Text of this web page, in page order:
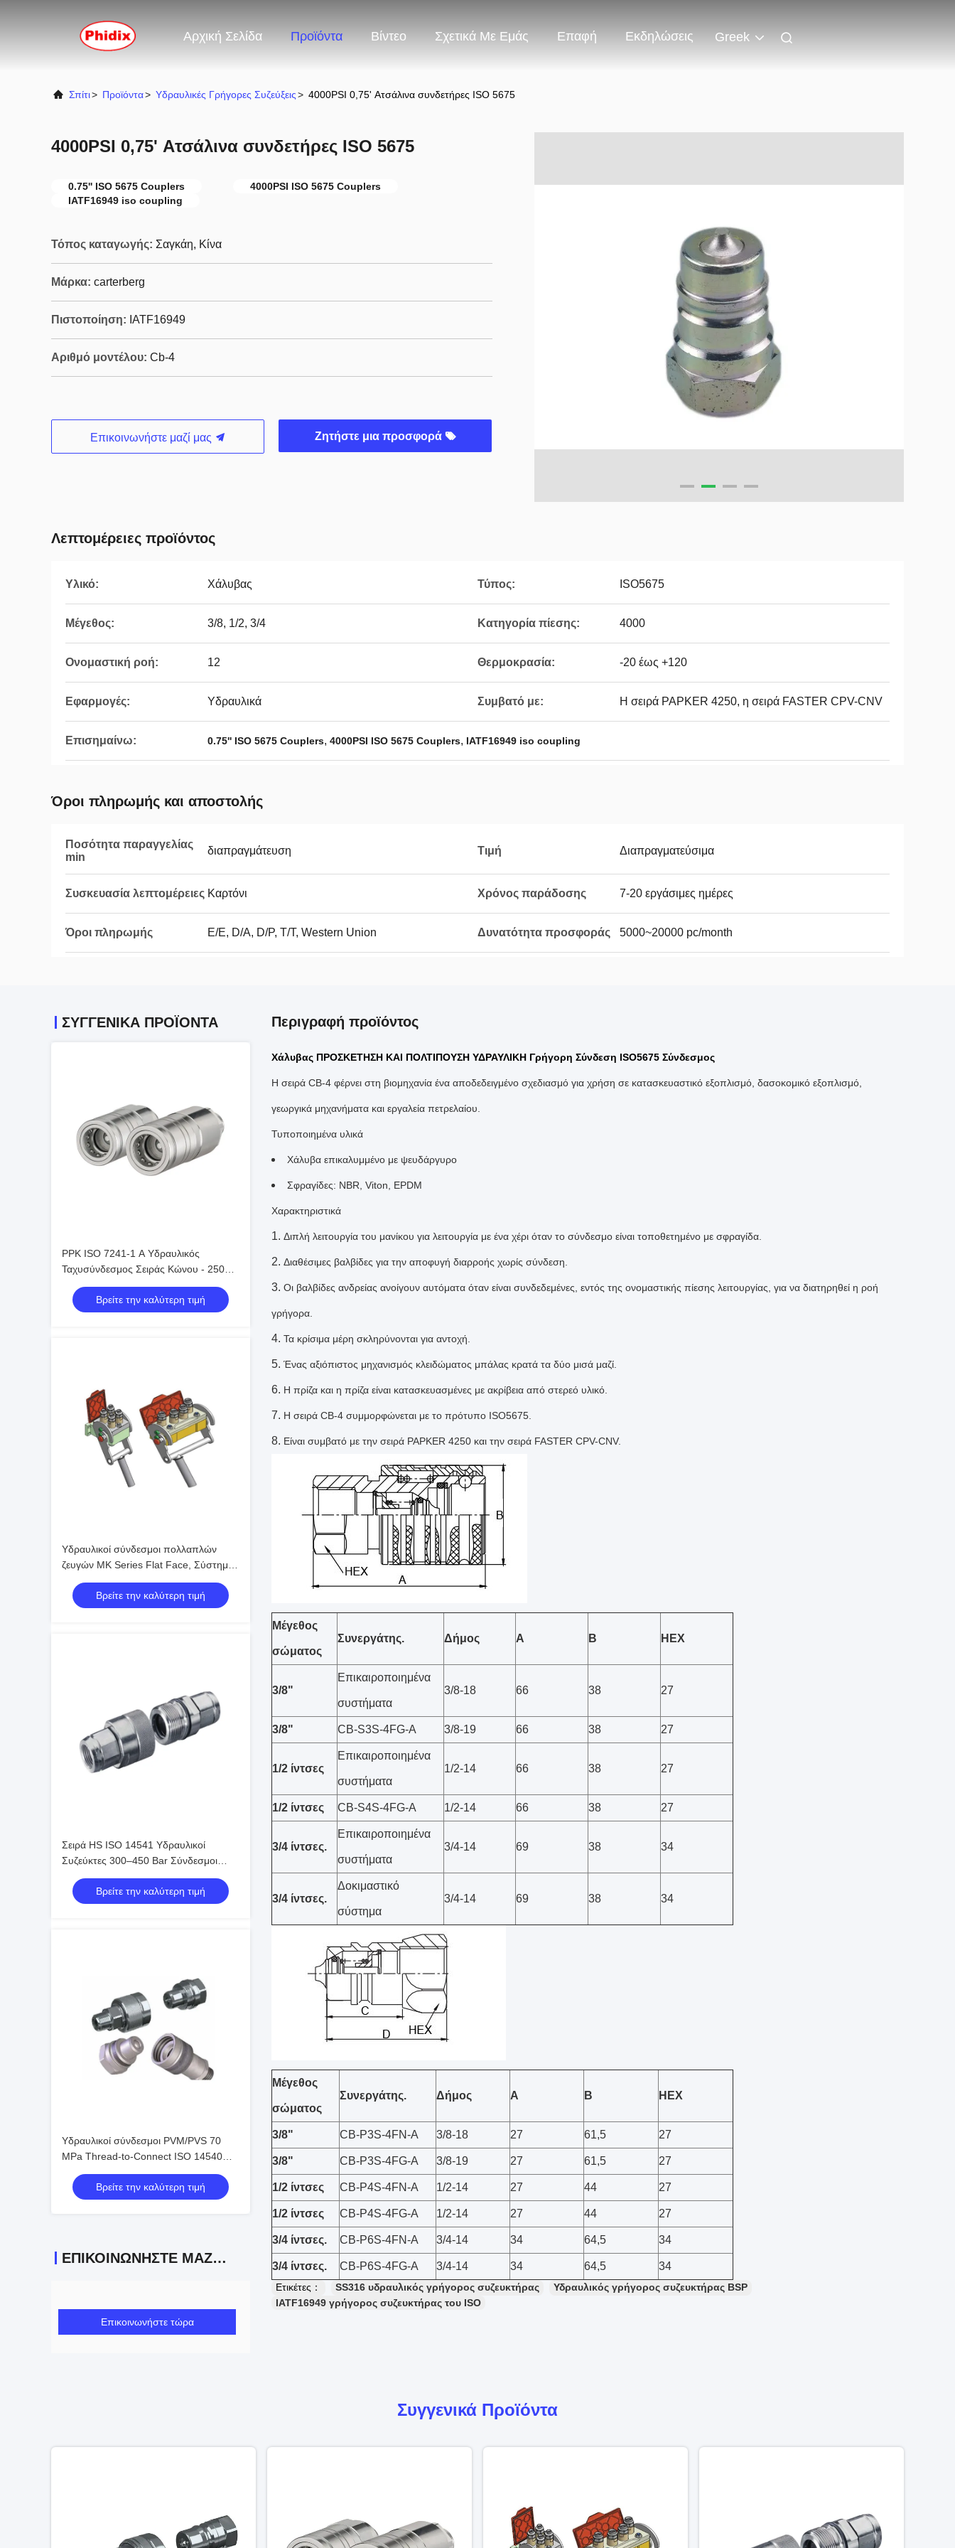
Αρχική Σελίδα Προϊόντα Βίντεο Σχετικά Με Εμάς Επαφή Εκδηλώσεις Greek
Σπίτι> Προϊόντα> Υδραυλικές Γρήγορες Συζεύξεις> 4000PSI 0,75' Ατσάλινα συνδετήρες ISO 5675
4000PSI 0,75' Ατσάλινα συνδετήρες ISO 5675
0.75'' ISO 5675 Couplers
4000PSI ISO 5675 Couplers
IATF16949 iso coupling
Τόπος καταγωγής: Σαγκάη, Κίνα
Μάρκα: carterberg
Πιστοποίηση: IATF16949
Αριθμό μοντέλου: Cb-4
Επικοινωνήστε μαζί μας Ζητήστε μια προσφορά
Λεπτομέρειες προϊόντος
Υλικό: Χάλυβας Τύπος: ISO5675
Μέγεθος: 3/8, 1/2, 3/4 Κατηγορία πίεσης: 4000
Ονομαστική ροή: 12 Θερμοκρασία: -20 έως +120
Εφαρμογές: Υδραυλικά Συμβατό με: Η σειρά PAPKER 4250, η σειρά FASTER CPV-CNV
Επισημαίνω: 0.75'' ISO 5675 Couplers, 4000PSI ISO 5675 Couplers, IATF16949 iso coupling
Όροι πληρωμής και αποστολής
Ποσότητα παραγγελίας
min
διαπραγμάτευση Τιμή Διαπραγματεύσιμα
Συσκευασία λεπτομέρειες Καρτόνι Χρόνος παράδοσης 7-20 εργάσιμες ημέρες
Όροι πληρωμής Ε/Ε, D/A, D/P, T/T, Western Union Δυνατότητα προσφοράς 5000~20000 pc/month
ΣΥΓΓΕΝΙΚΆ ΠΡΟΪΌΝΤΑ
PPK ISO 7241-1 A Υδραυλικός
Ταχυσύνδεσμος Σειράς Κώνου - 250
Bar Ατσάλινο Κλείδωμα με Μπίλια για
Βαριά Μηχανήματα
Βρείτε την καλύτερη τιμή
Υδραυλικοί σύνδεσμοι πολλαπλών
ζευγών MK Series Flat Face, Σύστημα
Γρήγορης Σύνδεσης Cam Lock,
Πρότυπο ISOΒρείτε την καλύτερη τιμή
Σειρά HS ISO 14541 Υδραυλικοί
Συζεύκτες 300–450 Bar Σύνδεσμοι
Βαλβίδας Κώνου Σύνδεσης με
ΣπείρωμαΒρείτε την καλύτερη τιμή
Υδραυλικοί σύνδεσμοι PVM/PVS 70
MPa Thread-to-Connect ISO 14540
Υψηλής Πίεσης με Βαλβίδα Κώνου
Βρείτε την καλύτερη τιμή
ΕΠΙΚΟΙΝΩΝΉΣΤΕ ΜΑΖΊ ΜΑΣ
Επικοινωνήστε τώρα
Περιγραφή προϊόντος
Χάλυβας ΠΡΟΣΚΕΤΗΣΗ ΚΑΙ ΠΟΛΤΙΠΟΥΣΗ ΥΔΡΑΥΛΙΚΗ Γρήγορη Σύνδεση ISO5675 Σύνδεσμος
Η σειρά CB-4 φέρνει στη βιομηχανία ένα αποδεδειγμένο σχεδιασμό για χρήση σε κατασκευαστικό εξοπλισμό, δασοκομικό εξοπλισμό,
γεωργικά μηχανήματα και εργαλεία πετρελαίου.
Τυποποιημένα υλικά
Χάλυβα επικαλυμμένο με ψευδάργυρο
Σφραγίδες: NBR, Viton, EPDM
Χαρακτηριστικά
Διπλή λειτουργία του μανίκου για λειτουργία με ένα χέρι όταν το σύνδεσμο είναι τοποθετημένο με σφραγίδα.
Διαθέσιμες βαλβίδες για την αποφυγή διαρροής χωρίς σύνδεση.
Οι βαλβίδες ανδρείας ανοίγουν αυτόματα όταν είναι συνδεδεμένες, εντός της ονομαστικής πίεσης λειτουργίας, για να διατηρηθεί η ροή
γρήγορα.
Τα κρίσιμα μέρη σκληρύνονται για αντοχή.
Ένας αξιόπιστος μηχανισμός κλειδώματος μπάλας κρατά τα δύο μισά μαζί.
Η πρίζα και η πρίζα είναι κατασκευασμένες με ακρίβεια από στερεό υλικό.
Η σειρά CB-4 συμμορφώνεται με το πρότυπο ISO5675.
Είναι συμβατό με την σειρά PAPKER 4250 και την σειρά FASTER CPV-CNV.
Μέγεθος
σώματος
Συνεργάτης. Δήμος Α Β HEX
3/8"
Επικαιροποιημένα
συστήματα
3/8-18 66 38 27
3/8" CB-S3S-4FG-A 3/8-19 66 38 27
1/2 ίντσες
Επικαιροποιημένα
συστήματα
1/2-14 66 38 27
1/2 ίντσες CB-S4S-4FG-A 1/2-14 66 38 27
3/4 ίντσες.
Επικαιροποιημένα
συστήματα
3/4-14 69 38 34
3/4 ίντσες.
Δοκιμαστικό
σύστημα
3/4-14 69 38 34
Μέγεθος
σώματος
Συνεργάτης. Δήμος Α Β HEX
3/8" CB-P3S-4FN-A 3/8-18 27 61,5 27
3/8" CB-P3S-4FG-A 3/8-19 27 61,5 27
1/2 ίντσες CB-P4S-4FN-A 1/2-14 27 44 27
1/2 ίντσες CB-P4S-4FG-A 1/2-14 27 44 27
3/4 ίντσες. CB-P6S-4FN-A 3/4-14 34 64,5 34
3/4 ίντσες. CB-P6S-4FG-A 3/4-14 34 64,5 34
Ετικέτες： SS316 υδραυλικός γρήγορος συζευκτήρας
Υδραυλικός γρήγορος συζευκτήρας BSP
IATF16949 γρήγορος συζευκτήρας του ISO
Συγγενικά Προϊόντα